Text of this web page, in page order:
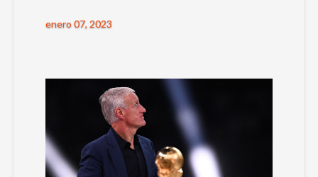
enero 07, 2023